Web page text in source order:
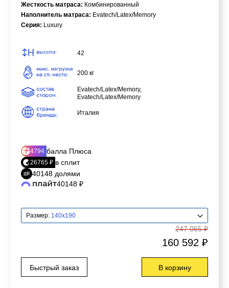
42
200 кг
Evatech/Latex/Memory,
Evatech/Latex/Memory
Италия
Жесткость матраса: Комбинированный
Наполнитель матраса: Evatech/Latex/Memory
Серия: Luxury
4794 балла Плюса
26765 ₽ в сплит
40148 долями
40148 ₽
Размер: 140x190
Быстрый заказ В корзину
247 065 ₽
160 592 ₽